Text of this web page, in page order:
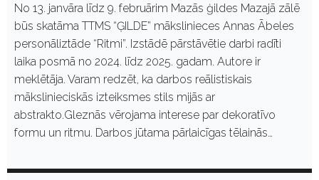
No 13. janvāra līdz 9. februārim Mazās ģildes Mazajā zālē
būs skatāma TTMS “ĢILDE” mākslinieces Annas Ābeles
personāliztāde “Ritmi”. Izstādē pārstāvētie darbi radīti
laika posmā no 2024. līdz 2025. gadam. Autore ir
meklētāja. Varam redzēt, ka darbos reālistiskais
mākslinieciskās izteiksmes stils mijās ar
abstrakto.Gleznās vērojama interese par dekoratīvo
formu un ritmu. Darbos jūtama pārlaicīgas tēlainās…